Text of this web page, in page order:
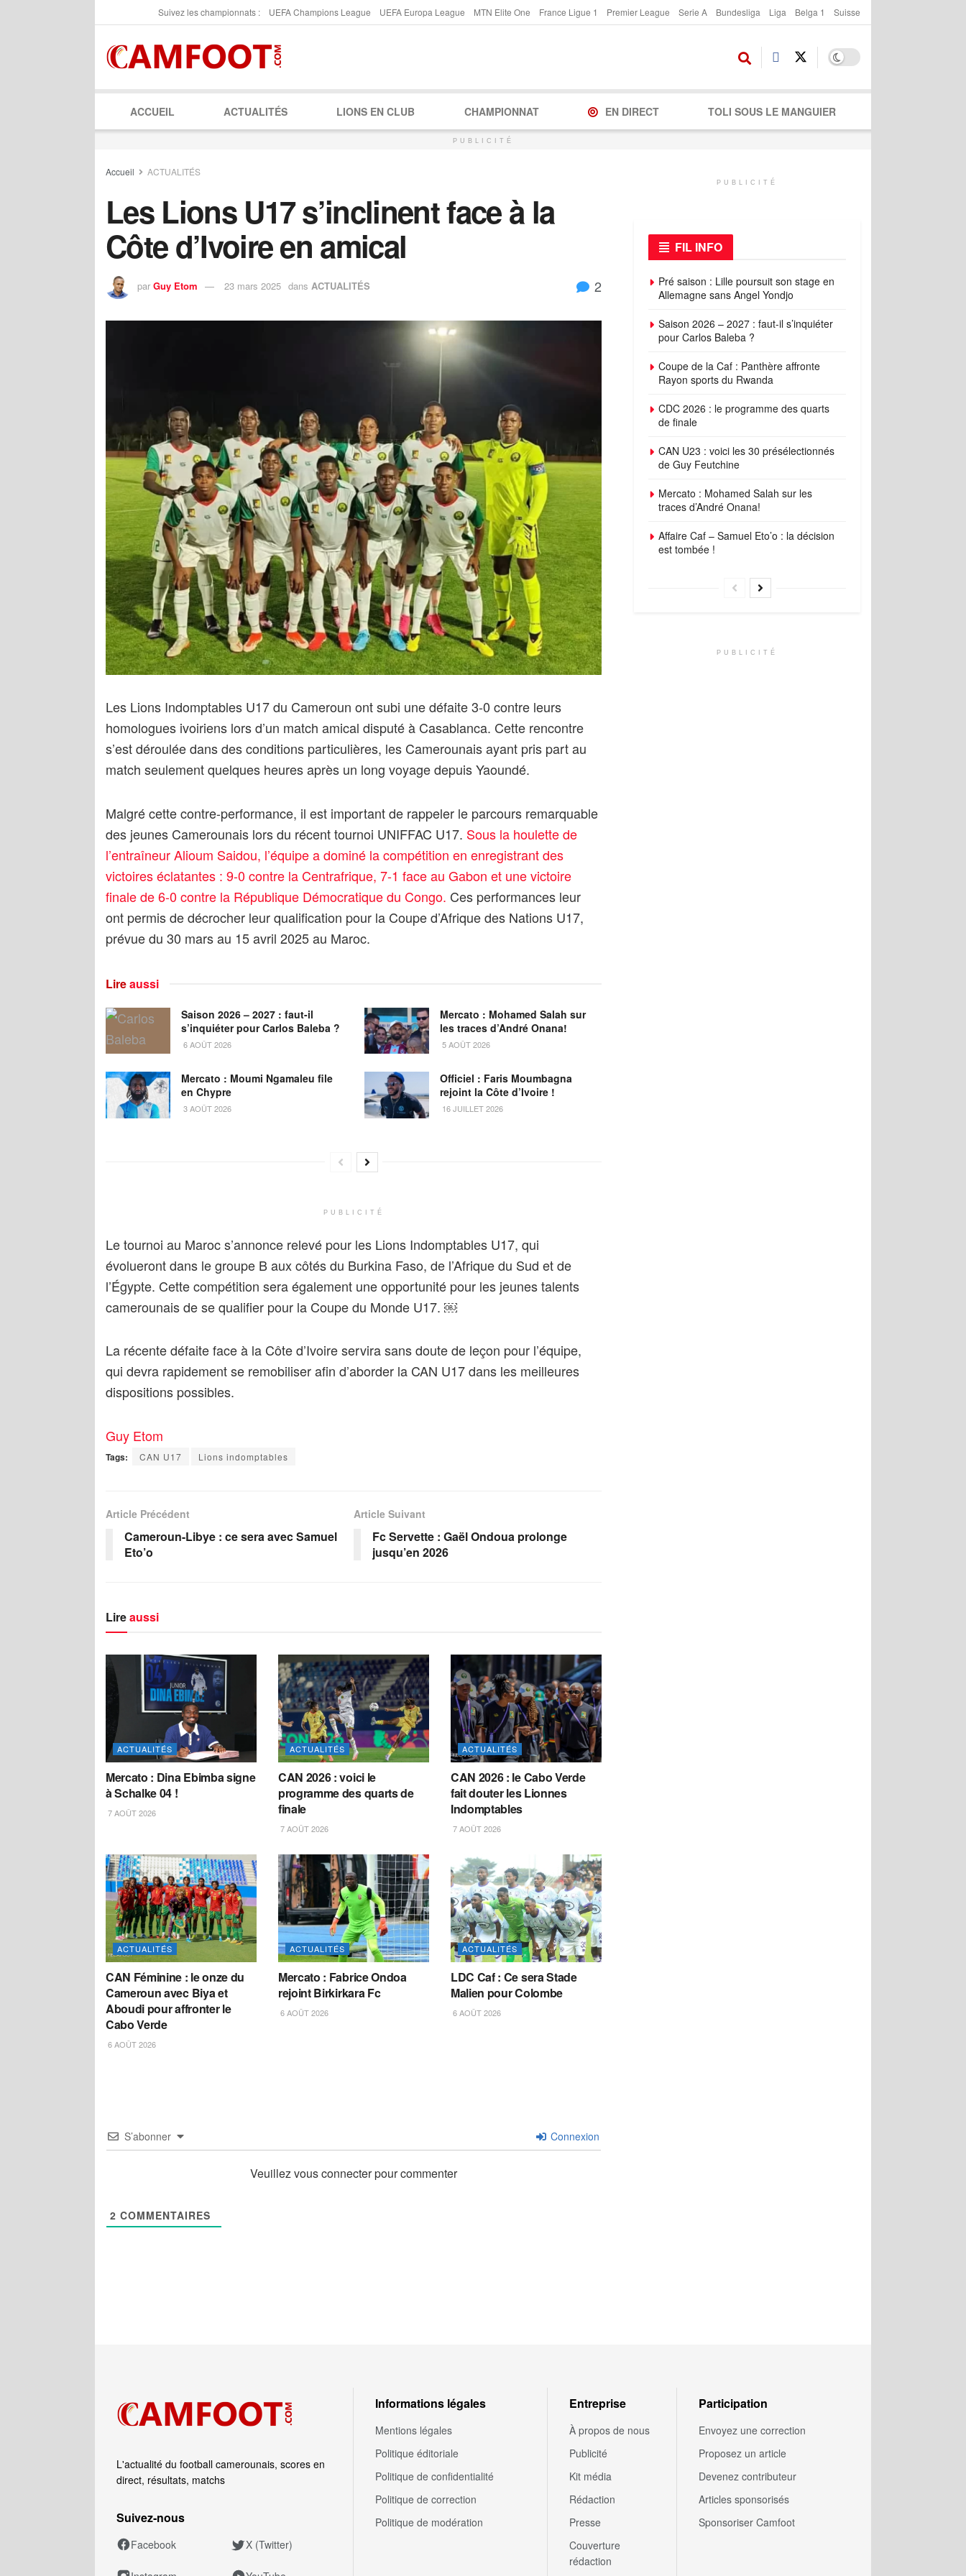
Suivez les championnats : UEFA Champions League UEFA Europa League MTN Elite One France Ligue 1 Premier League Serie A Bundesliga Liga Belga 1 Suisse
ACCUEIL ACTUALITÉS LIONS EN CLUB CHAMPIONNAT EN DIRECT TOLI SOUS LE MANGUIER
PUBLICITÉ
Accueil ACTUALITÉS
Les Lions U17 s’inclinent face à la
Côte d’Ivoire en amical
par Guy Etom 23 mars 2025 dans ACTUALITÉS 2
Les Lions Indomptables U17 du Cameroun ont subi une défaite 3-0 contre leurs
homologues ivoiriens lors d’un match amical disputé à Casablanca. Cette rencontre
s’est déroulée dans des conditions particulières, les Camerounais ayant pris part au
match seulement quelques heures après un long voyage depuis Yaoundé.
Malgré cette contre-performance, il est important de rappeler le parcours remarquable
des jeunes Camerounais lors du récent tournoi UNIFFAC U17. Sous la houlette de
l’entraîneur Alioum Saidou, l’équipe a dominé la compétition en enregistrant des
victoires éclatantes : 9-0 contre la Centrafrique, 7-1 face au Gabon et une victoire
finale de 6-0 contre la République Démocratique du Congo. Ces performances leur
ont permis de décrocher leur qualification pour la Coupe d’Afrique des Nations U17,
prévue du 30 mars au 15 avril 2025 au Maroc.
Lireaussi
Saison 2026 – 2027 : faut-il
s’inquiéter pour Carlos Baleba ?
6 AOÛT 2026
Mercato : Mohamed Salah sur
les traces d’André Onana!
5 AOÛT 2026
Mercato : Moumi Ngamaleu file
en Chypre
3 AOÛT 2026
Officiel : Faris Moumbagna
rejoint la Côte d’Ivoire !
16 JUILLET 2026
PUBLICITÉ
Le tournoi au Maroc s’annonce relevé pour les Lions Indomptables U17, qui
évolueront dans le groupe B aux côtés du Burkina Faso, de l’Afrique du Sud et de
l’Égypte. Cette compétition sera également une opportunité pour les jeunes talents
camerounais de se qualifier pour la Coupe du Monde U17. ￼
La récente défaite face à la Côte d’Ivoire servira sans doute de leçon pour l’équipe,
qui devra rapidement se remobiliser afin d’aborder la CAN U17 dans les meilleures
dispositions possibles.
Guy Etom
Tags: CAN U17 Lions indomptables
Article Précédent
Cameroun-Libye : ce sera avec Samuel
Eto’o
Article Suivant
Fc Servette : Gaël Ondoua prolonge
jusqu’en 2026
Lireaussi
ACTUALITÉS
Mercato : Dina Ebimba signe
à Schalke 04 !
7 AOÛT 2026
ACTUALITÉS
CAN 2026 : voici le
programme des quarts de
finale
7 AOÛT 2026
ACTUALITÉS
CAN 2026 : le Cabo Verde
fait douter les Lionnes
Indomptables
7 AOÛT 2026
ACTUALITÉS
CAN Féminine : le onze du
Cameroun avec Biya et
Aboudi pour affronter le
Cabo Verde
6 AOÛT 2026
ACTUALITÉS
Mercato : Fabrice Ondoa
rejoint Birkirkara Fc
6 AOÛT 2026
ACTUALITÉS
LDC Caf : Ce sera Stade
Malien pour Colombe
6 AOÛT 2026
S’abonner Connexion
Veuillez vous connecter pour commenter
2 COMMENTAIRES
PUBLICITÉ
FIL INFO
Pré saison : Lille poursuit son stage en
Allemagne sans Angel Yondjo
Saison 2026 – 2027 : faut-il s’inquiéter
pour Carlos Baleba ?
Coupe de la Caf : Panthère affronte
Rayon sports du Rwanda
CDC 2026 : le programme des quarts
de finale
CAN U23 : voici les 30 présélectionnés
de Guy Feutchine
Mercato : Mohamed Salah sur les
traces d’André Onana!
Affaire Caf – Samuel Eto’o : la décision
est tombée !
PUBLICITÉ
L'actualité du football camerounais, scores en
direct, résultats, matchs
Suivez‑nous
Facebook X (Twitter)
Informations légales
Mentions légales
Politique éditoriale
Politique de confidentialité
Politique de correction
Politique de modération
Entreprise
À propos de nous
Publicité
Kit média
Rédaction
Presse
Couverture
rédaction
Participation
Envoyez une correction
Proposez un article
Devenez contributeur
Articles sponsorisés
Sponsoriser Camfoot